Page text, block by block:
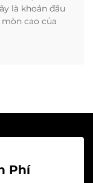
là khoản đầu
cao của
Phí